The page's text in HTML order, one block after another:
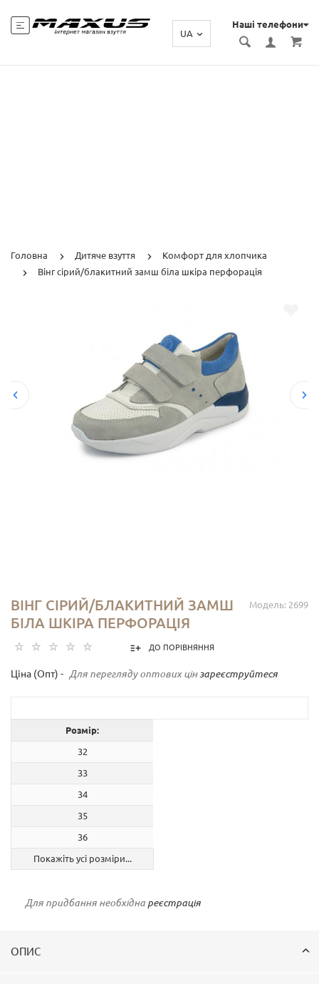
Наші телефони
UA
Головна Дитяче взуття
Комфорт для хлопчика
Вінг сірий/блакитний замш біла шкіра перфорація
Модель: 2699
ВІНГ СІРИЙ/БЛАКИТНИЙ ЗАМШ
БІЛА ШКІРА ПЕРФОРАЦІЯ
ДО ПОРІВНЯННЯ
Ціна (Опт) - Для перегляду оптових цін зареєструйтеся
Розмір:
32
33
34
35
36
Покажіть усі розміри...
Для придбання необхідна реєстрація
ОПИС